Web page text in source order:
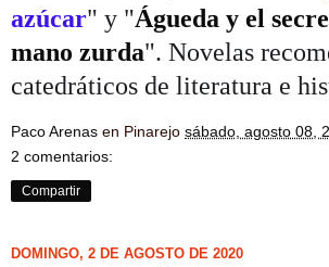
azúcar" y "Águeda y el
mano zurda". Novelas
catedráticos de literatura e
Paco Arenas en Pinarejo sábado, agosto 08,
2 comentarios:
Compartir
DOMINGO, 2 DE AGOSTO DE 2020